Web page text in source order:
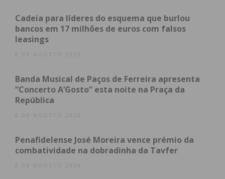
camarada Veronica Coelho que teve oportunidade
de mostrar a todos a sua vontade e projecto para
Raimonda”, refere o partido, assegurando estar
“mais unidos que nunca em torno da vontade de
Subscreva a newsletter do
Cadeia para líderes do esquema que burlou
bancos em 17 milhões de euros com falsos
leasings
8 DE AGOSTO 2026
Banda Musical de Paços de Ferreira apresenta
“Concerto A’Gosto” esta noite na Praça da
República
8 DE AGOSTO 2026
Penafidelense José Moreira vence prémio da
combatividade na dobradinha da Tavfer
8 DE AGOSTO 2026